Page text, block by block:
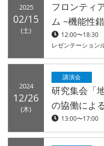
2025
02/15
(土)
フロンティ
ム ~機能性
12:00〜18:30
レゼンテーション
2024
12/26
(木)
講演会
研究集会「
の協働によ
13:00〜17:00